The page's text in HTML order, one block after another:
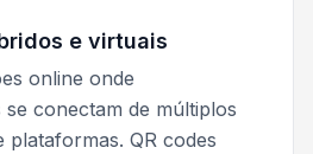
e virtuais
online onde
se conectam de múltiplos
plataformas. QR codes